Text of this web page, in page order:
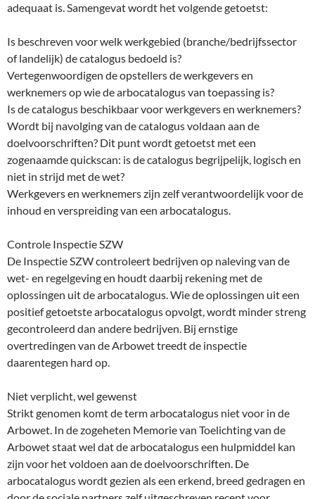
adequaat is. Samengevat wordt het volgende getoetst:
Is beschreven voor welk werkgebied (branche/bedrijfssector
of landelijk) de catalogus bedoeld is?
Vertegenwoordigen de opstellers de werkgevers en
werknemers op wie de arbocatalogus van toepassing is?
Is de catalogus beschikbaar voor werkgevers en werknemers?
Wordt bij navolging van de catalogus voldaan aan de
doelvoorschriften? Dit punt wordt getoetst met een
zogenaamde quickscan: is de catalogus begrijpelijk, logisch en
niet in strijd met de wet?
Werkgevers en werknemers zijn zelf verantwoordelijk voor de
inhoud en verspreiding van een arbocatalogus.
Controle Inspectie SZW
De Inspectie SZW controleert bedrijven op naleving van de
wet- en regelgeving en houdt daarbij rekening met de
oplossingen uit de arbocatalogus. Wie de oplossingen uit een
positief getoetste arbocatalogus opvolgt, wordt minder streng
gecontroleerd dan andere bedrijven. Bij ernstige
overtredingen van de Arbowet treedt de inspectie
daarentegen hard op.
Niet verplicht, wel gewenst
Strikt genomen komt de term arbocatalogus niet voor in de
Arbowet. In de zogeheten Memorie van Toelichting van de
Arbowet staat wel dat de arbocatalogus een hulpmiddel kan
zijn voor het voldoen aan de doelvoorschriften. De
arbocatalogus wordt gezien als een erkend, breed gedragen en